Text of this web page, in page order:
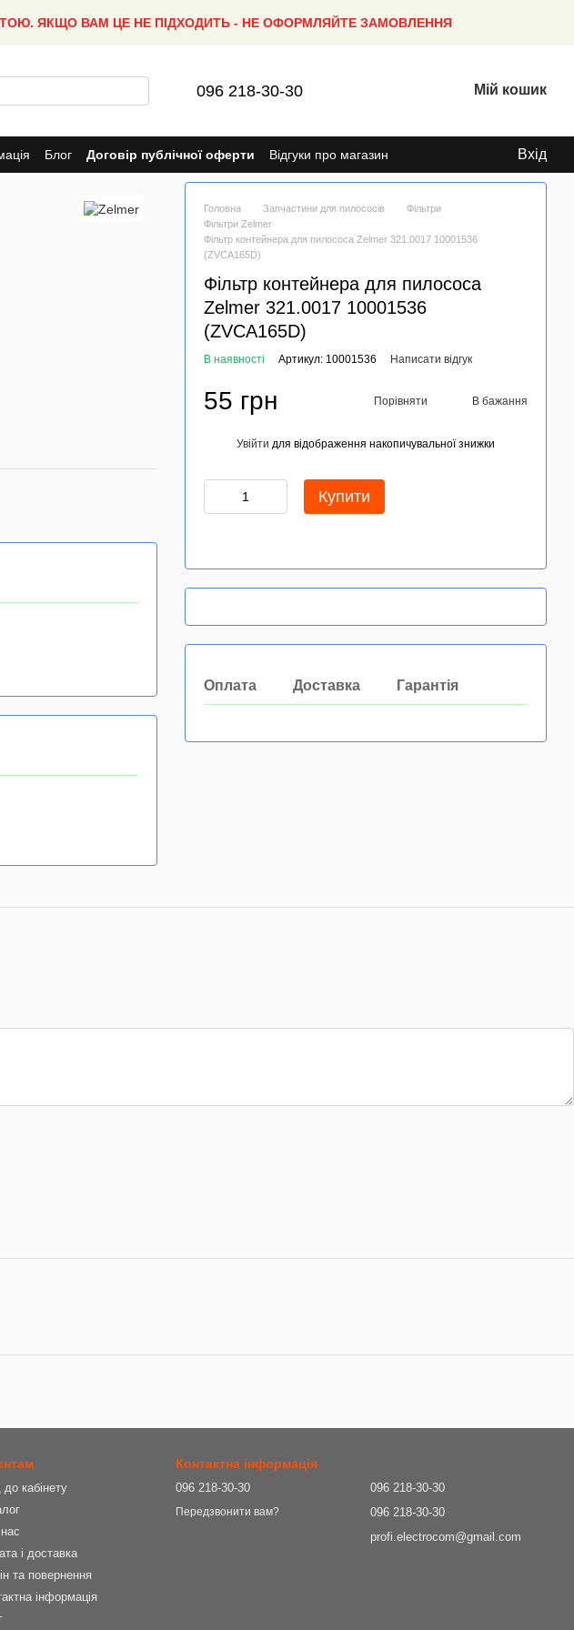
ЯКЩО ВАМ ЦЕ НЕ ПІДХОДИТЬ - НЕ ОФОРМЛЯЙТЕ ЗАМОВЛЕННЯ
096 218-30-30 Мій кошик
Блог Договір публічної оферти Відгуки про магазин Вхід
Головна Запчастини для пилососів
Фільтри
Фільтри Zelmer
Фільтр контейнера для пилососа Zelmer 321.0017 10001536
(ZVCA165D)
Фільтр контейнера для пилососа
Zelmer 321.0017 10001536
(ZVCA165D)
В наявності Артикул: 10001536 Написати відгук
55 грн Порівняти В бажання
Увійти для відображення накопичувальної знижки
Купити
Оплата Доставка Гарантія
до кабінету
і доставка
та повернення
інформація
Контактна інформація
096 218-30-30
Передзвонити вам?
096 218-30-30
096 218-30-30
profi.electrocom@gmail.com